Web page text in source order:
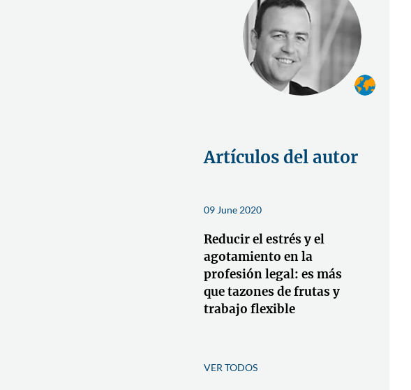
Artículos del autor
09 June 2020
Reducir el estrés y el
agotamiento en la
profesión legal: es más
que tazones de frutas y
trabajo flexible
VER TODOS